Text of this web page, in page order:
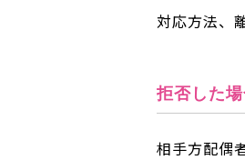
対応方法、
拒否した
相手方配偶